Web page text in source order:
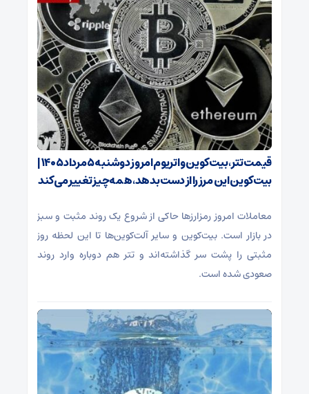
قیمت تتر، بیت‌کوین و اتریوم امروز دوشنبه ۵ مرداد ۱۴۰۵ |
بیت‌کوین این مرز را از دست بدهد، همه‌چیز تغییر می‌کند
معاملات امروز رمزارز‌ها حاکی از شروع یک روند مثبت و سبز
در بازار است. بیت‌کوین و سایر آلت‌کوین‌ها تا این لحظه روز
مثبتی را پشت سر گذاشته‌اند و تتر هم دوباره وارد روند
صعودی شده است.